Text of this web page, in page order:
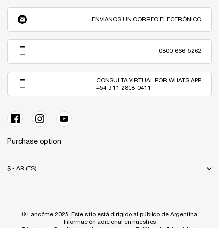
ENVIANOS UN CORREO ELECTRÓNICO
0800-666-5262
CONSULTA VIRTUAL POR WHATS APP
+54 9 11 2808-0411
Purchase option
$ - AR (ES)
© Lancôme 2025. Este sitio está dirigido al público de Argentina.
Información adicional en nuestros